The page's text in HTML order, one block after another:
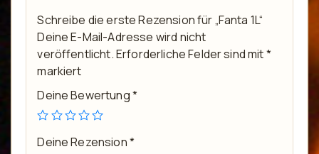
Schreibe die erste Rezension für „Fanta 1L“
Deine E-Mail-Adresse wird nicht
veröffentlicht.Erforderliche Felder sind mit*
markiert
Deine Bewertung*
Deine Rezension*